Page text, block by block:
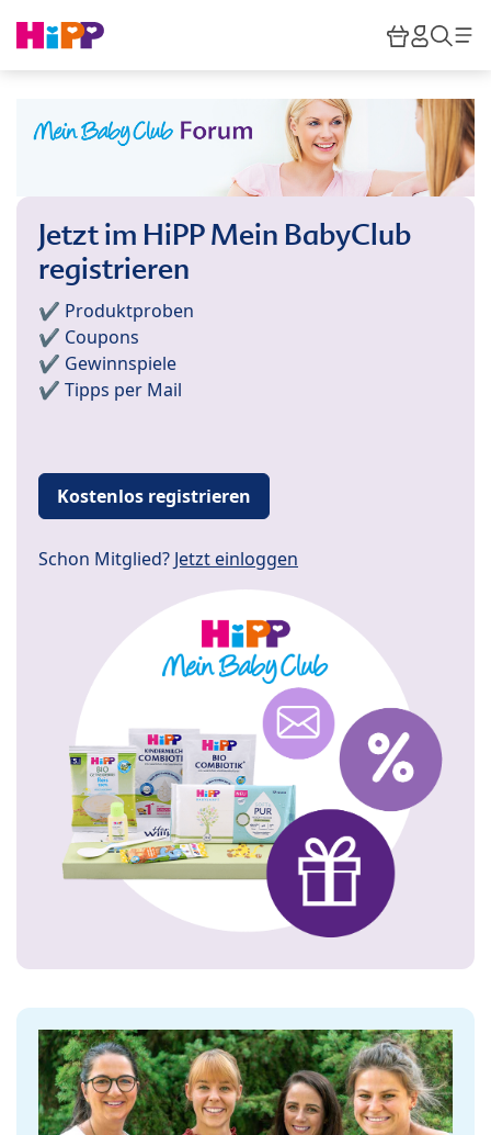
HiPP
Jetzt im HiPP Mein BabyClub
registrieren
✔️ Produktproben
✔️ Coupons
✔️ Gewinnspiele
✔️ Tipps per Mail
Kostenlos registrieren
Schon Mitglied? Jetzt einloggen